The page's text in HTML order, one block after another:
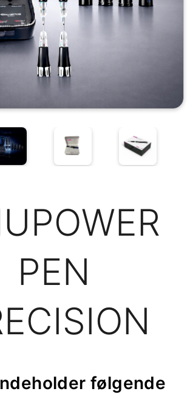
PEN
følgende